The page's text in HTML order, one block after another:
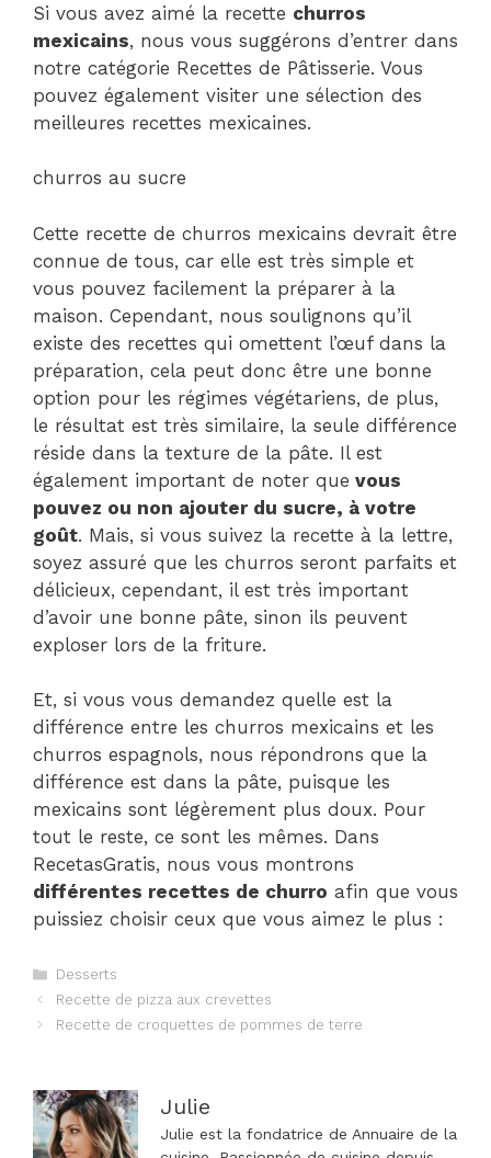
Si vous avez aimé la recette churros
mexicains, nous vous suggérons d’entrer dans
notre catégorie Recettes de Pâtisserie. Vous
pouvez également visiter une sélection des
meilleures recettes mexicaines.
churros au sucre
Cette recette de churros mexicains devrait être
connue de tous, car elle est très simple et
vous pouvez facilement la préparer à la
maison. Cependant, nous soulignons qu’il
existe des recettes qui omettent l’œuf dans la
préparation, cela peut donc être une bonne
option pour les régimes végétariens, de plus,
le résultat est très similaire, la seule différence
réside dans la texture de la pâte. Il est
également important de noter que vous
pouvez ou non ajouter du sucre, à votre
goût. Mais, si vous suivez la recette à la lettre,
soyez assuré que les churros seront parfaits et
délicieux, cependant, il est très important
d’avoir une bonne pâte, sinon ils peuvent
exploser lors de la friture.
Et, si vous vous demandez quelle est la
différence entre les churros mexicains et les
churros espagnols, nous répondrons que la
différence est dans la pâte, puisque les
mexicains sont légèrement plus doux. Pour
tout le reste, ce sont les mêmes. Dans
RecetasGratis, nous vous montrons
différentes recettes de churro afin que vous
puissiez choisir ceux que vous aimez le plus :
Catégories
Desserts
Navigation
des
Recette de pizza aux crevettes
Recette de croquettes de pommes de terre
Julie
Julie est la fondatrice de Annuaire de la